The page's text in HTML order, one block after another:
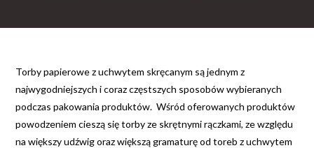
Torby papierowe z uchwytem skręcanym są jednym z
najwygodniejszych i coraz częstszych sposobów wybieranych
podczas pakowania produktów. Wśród oferowanych produktów
powodzeniem cieszą się torby ze skrętnymi rączkami, ze względu
na większy udźwig oraz większą gramaturę od toreb z uchwytem